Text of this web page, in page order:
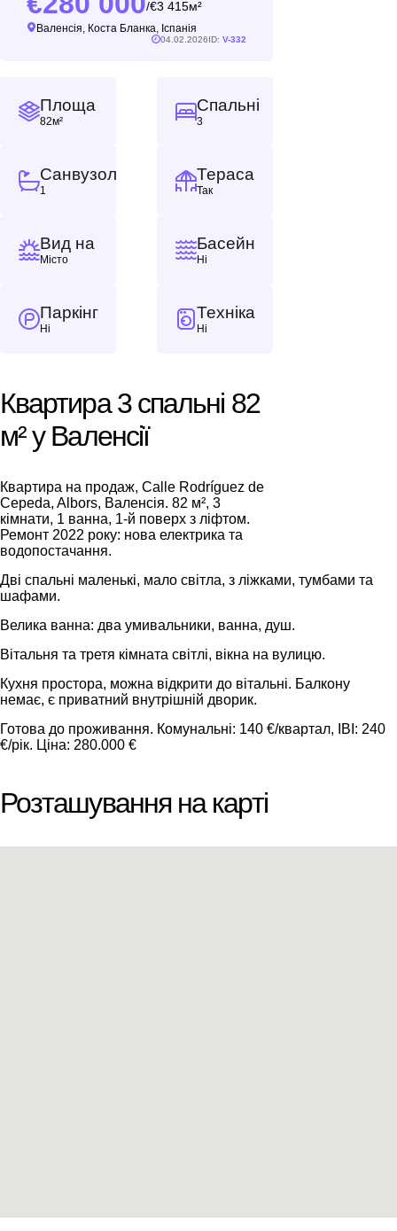
/ 3 415м²
Валенсія, Коста Бланка, Іспанія
04.02.2026ID: V-332
Площа
82м²
Спальні
3
Санвузол
1
Тераса
Так
Вид на
Місто
Басейн
Ні
Паркінг
Ні
Техніка
Ні
Квартира 3 спальні 82
м² у Валенсії
Квартира на продаж, Calle Rodríguez de
Cepeda, Albors, Валенсія. 82 м², 3
кімнати, 1 ванна, 1-й поверх з ліфтом.
Ремонт 2022 року: нова електрика та
водопостачання.
Дві спальні маленькі, мало світла, з ліжками, тумбами та
шафами.
Велика ванна: два умивальники, ванна, душ.
Вітальня та третя кімната світлі, вікна на вулицю.
Кухня простора, можна відкрити до вітальні. Балкону
немає, є приватний внутрішній дворик.
Готова до проживання. Комунальні: 140 €/квартал, IBI: 240
€/рік. Ціна: 280.000 €
Розташування на карті